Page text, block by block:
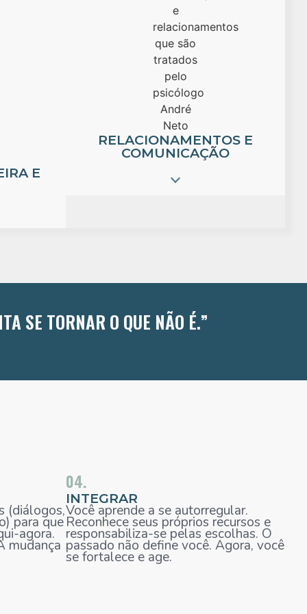
E
RELACIONAMENTOS E
COMUNICAÇÃO
SE TORNAR O QUE NÃO É.”
(diálogos,
para que
agora.
mudança
04.
INTEGRAR
Você aprende a se autorregular.
Reconhece seus próprios recursos e
responsabiliza-se pelas escolhas. O
passado não define você. Agora, você
se fortalece e age.